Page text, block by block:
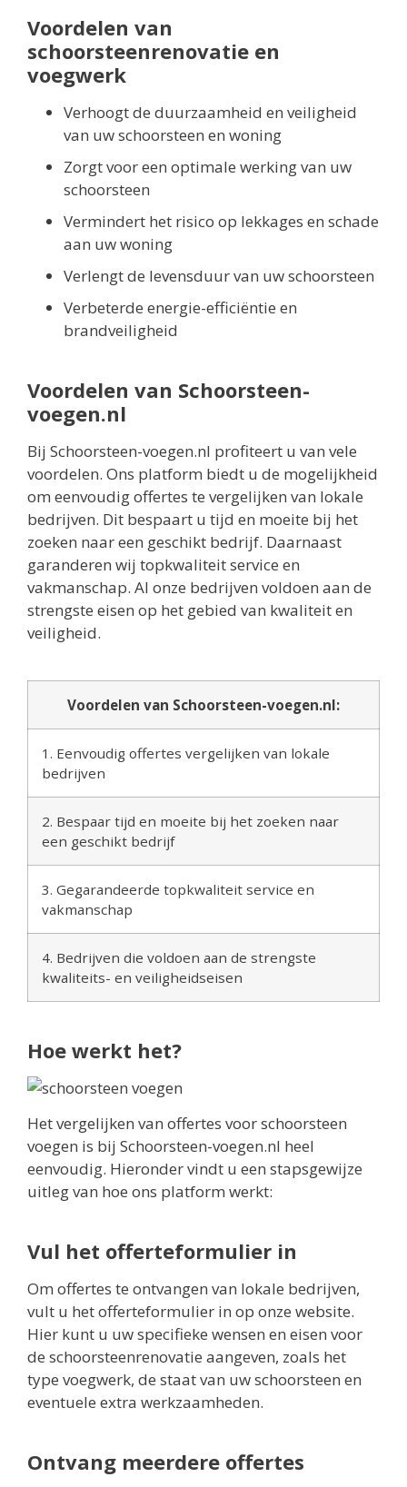
Voordelen van
schoorsteenrenovatie en
voegwerk
Verhoogt de duurzaamheid en veiligheid
van uw schoorsteen en woning
Zorgt voor een optimale werking van uw
schoorsteen
Vermindert het risico op lekkages en schade
aan uw woning
Verlengt de levensduur van uw schoorsteen
Verbeterde energie-efficiëntie en
brandveiligheid
Voordelen van Schoorsteen-
voegen.nl
Bij Schoorsteen-voegen.nl profiteert u van vele
voordelen. Ons platform biedt u de mogelijkheid
om eenvoudig offertes te vergelijken van lokale
bedrijven. Dit bespaart u tijd en moeite bij het
zoeken naar een geschikt bedrijf. Daarnaast
garanderen wij topkwaliteit service en
vakmanschap. Al onze bedrijven voldoen aan de
strengste eisen op het gebied van kwaliteit en
veiligheid.
Voordelen van Schoorsteen-voegen.nl:
1. Eenvoudig offertes vergelijken van lokale
bedrijven
2. Bespaar tijd en moeite bij het zoeken naar
een geschikt bedrijf
3. Gegarandeerde topkwaliteit service en
vakmanschap
4. Bedrijven die voldoen aan de strengste
kwaliteits- en veiligheidseisen
Hoe werkt het?
Het vergelijken van offertes voor schoorsteen
voegen is bij Schoorsteen-voegen.nl heel
eenvoudig. Hieronder vindt u een stapsgewijze
uitleg van hoe ons platform werkt:
Vul het offerteformulier in
Om offertes te ontvangen van lokale bedrijven,
vult u het offerteformulier in op onze website.
Hier kunt u uw specifieke wensen en eisen voor
de schoorsteenrenovatie aangeven, zoals het
type voegwerk, de staat van uw schoorsteen en
eventuele extra werkzaamheden.
Ontvang meerdere offertes